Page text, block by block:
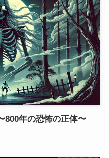
800年の恐怖の正体〜